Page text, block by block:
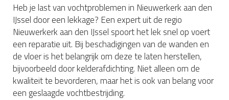
Heb je last van vochtproblemen in Nieuwerkerk aan den
IJssel door een lekkage? Een expert uit de regio
Nieuwerkerk aan den IJssel spoort het lek snel op voert
een reparatie uit. Bij beschadigingen van de wanden en
de vloer is het belangrijk om deze te laten herstellen,
bijvoorbeeld door kelderafdichting. Niet alleen om de
kwaliteit te bevorderen, maar het is ook van belang voor
een geslaagde vochtbestrijding.